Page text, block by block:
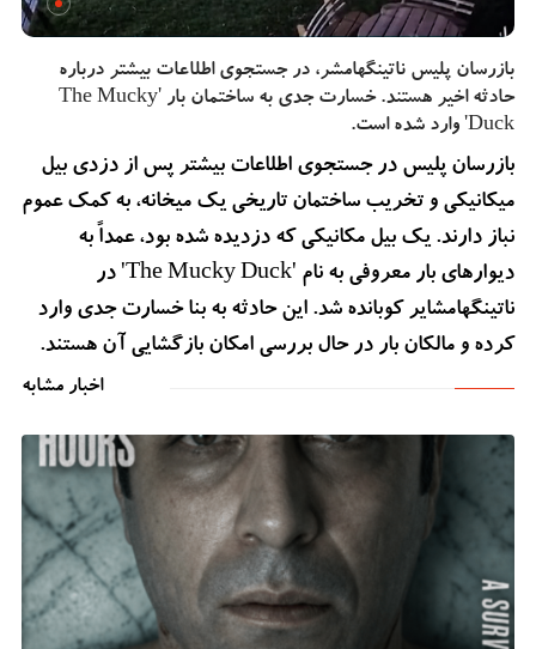
بازرسان پلیس ناتینگهامشر، در جستجوی اطلاعات بیشتر درباره
حادثه اخیر هستند. خسارت جدی به ساختمان بار 'The Mucky
Duck' وارد شده است.
بازرسان پلیس در جستجوی اطلاعات بیشتر پس از دزدی بیل
میکانیکی و تخریب ساختمان تاریخی یک میخانه، به کمک عموم
نباز دارند. یک بیل مکانیکی که دزدیده شده بود، عمداً به
دیوارهای بار معروفی به نام 'The Mucky Duck' در
ناتینگهامشایر کوبانده شد. این حادثه به بنا خسارت جدی وارد
کرده و مالکان بار در حال بررسی امکان بازگشایی آن هستند.
اخبار مشابه